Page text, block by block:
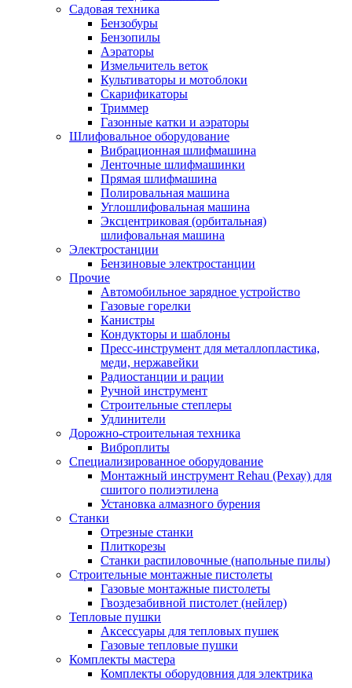
Садовая техника
Бензобуры
Бензопилы
Аэраторы
Измельчитель веток
Культиваторы и мотоблоки
Скарификаторы
Триммер
Газонные катки и аэраторы
Шлифовальное оборудование
Вибрационная шлифмашина
Ленточные шлифмашинки
Прямая шлифмашина
Полировальная машина
Углошлифовальная машина
Эксцентриковая (орбитальная)
шлифовальная машина
Электростанции
Бензиновые электростанции
Прочие
Автомобильное зарядное устройство
Газовые горелки
Канистры
Кондукторы и шаблоны
Пресс-инструмент для металлопластика,
меди, нержавейки
Радиостанции и рации
Ручной инструмент
Строительные степлеры
Удлинители
Дорожно-строительная техника
Виброплиты
Специализированное оборудование
Монтажный инструмент Rehau (Рехау) для
сшитого полиэтилена
Установка алмазного бурения
Станки
Отрезные станки
Плиткорезы
Станки распиловочные (напольные пилы)
Строительные монтажные пистолеты
Газовые монтажные пистолеты
Гвоздезабивной пистолет (нейлер)
Тепловые пушки
Аксессуары для тепловых пушек
Газовые тепловые пушки
Комплекты мастера
Комплекты оборудовния для электрика